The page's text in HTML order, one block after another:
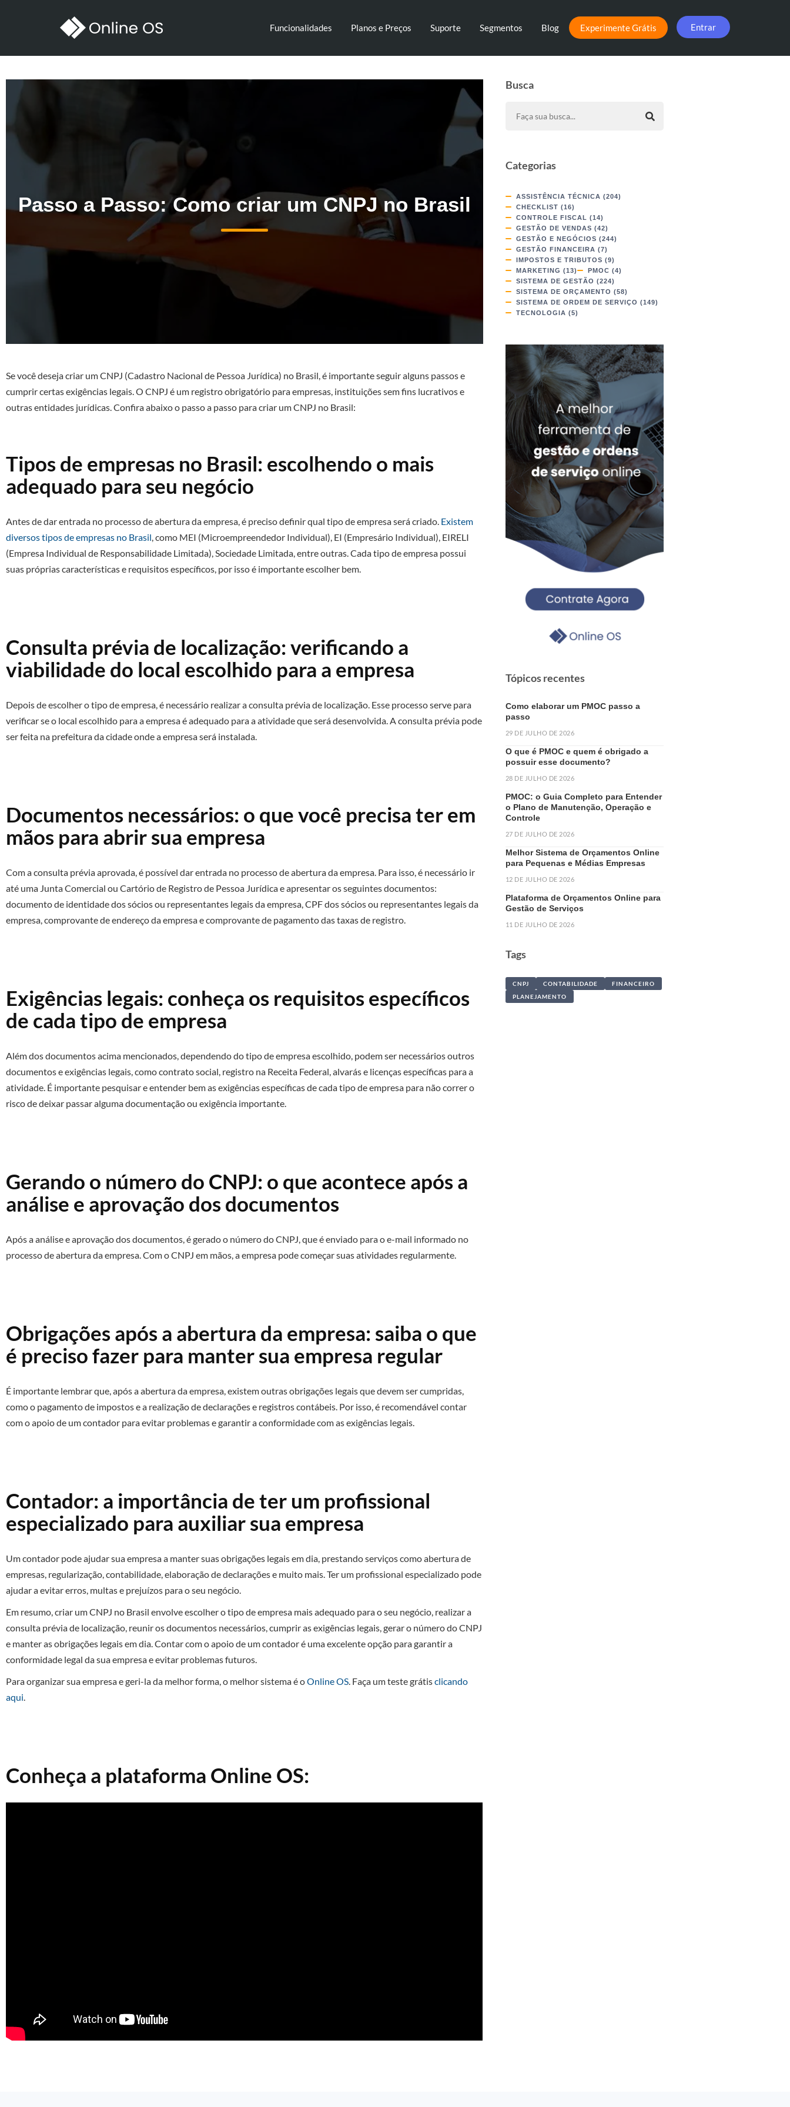
Funcionalidades Planos e Preços Suporte Segmentos Blog Experimente Grátis Entrar
Passo a Passo: Como criar um CNPJ no Brasil
Se você deseja criar um CNPJ (Cadastro Nacional de Pessoa Jurídica) no Brasil, é importante seguir alguns passos e
cumprir certas exigências legais. O CNPJ é um registro obrigatório para empresas, instituições sem fins lucrativos e
outras entidades jurídicas. Confira abaixo o passo a passo para criar um CNPJ no Brasil:
Tipos de empresas no Brasil: escolhendo o mais
adequado para seu negócio
Antes de dar entrada no processo de abertura da empresa, é preciso definir qual tipo de empresa será criado. Existem
diversos tipos de empresas no Brasil, como MEI (Microempreendedor Individual), EI (Empresário Individual), EIRELI
(Empresa Individual de Responsabilidade Limitada), Sociedade Limitada, entre outras. Cada tipo de empresa possui
suas próprias características e requisitos específicos, por isso é importante escolher bem.
Consulta prévia de localização: verificando a
viabilidade do local escolhido para a empresa
Depois de escolher o tipo de empresa, é necessário realizar a consulta prévia de localização. Esse processo serve para
verificar se o local escolhido para a empresa é adequado para a atividade que será desenvolvida. A consulta prévia pode
ser feita na prefeitura da cidade onde a empresa será instalada.
Documentos necessários: o que você precisa ter em
mãos para abrir sua empresa
Com a consulta prévia aprovada, é possível dar entrada no processo de abertura da empresa. Para isso, é necessário ir
até uma Junta Comercial ou Cartório de Registro de Pessoa Jurídica e apresentar os seguintes documentos:
documento de identidade dos sócios ou representantes legais da empresa, CPF dos sócios ou representantes legais da
empresa, comprovante de endereço da empresa e comprovante de pagamento das taxas de registro.
Exigências legais: conheça os requisitos específicos
de cada tipo de empresa
Além dos documentos acima mencionados, dependendo do tipo de empresa escolhido, podem ser necessários outros
documentos e exigências legais, como contrato social, registro na Receita Federal, alvarás e licenças específicas para a
atividade. É importante pesquisar e entender bem as exigências específicas de cada tipo de empresa para não correr o
risco de deixar passar alguma documentação ou exigência importante.
Gerando o número do CNPJ: o que acontece após a
análise e aprovação dos documentos
Após a análise e aprovação dos documentos, é gerado o número do CNPJ, que é enviado para o e-mail informado no
processo de abertura da empresa. Com o CNPJ em mãos, a empresa pode começar suas atividades regularmente.
Obrigações após a abertura da empresa: saiba o que
é preciso fazer para manter sua empresa regular
É importante lembrar que, após a abertura da empresa, existem outras obrigações legais que devem ser cumpridas,
como o pagamento de impostos e a realização de declarações e registros contábeis. Por isso, é recomendável contar
com o apoio de um contador para evitar problemas e garantir a conformidade com as exigências legais.
Contador: a importância de ter um profissional
especializado para auxiliar sua empresa
Um contador pode ajudar sua empresa a manter suas obrigações legais em dia, prestando serviços como abertura de
empresas, regularização, contabilidade, elaboração de declarações e muito mais. Ter um profissional especializado pode
ajudar a evitar erros, multas e prejuízos para o seu negócio.
Em resumo, criar um CNPJ no Brasil envolve escolher o tipo de empresa mais adequado para o seu negócio, realizar a
consulta prévia de localização, reunir os documentos necessários, cumprir as exigências legais, gerar o número do CNPJ
e manter as obrigações legais em dia. Contar com o apoio de um contador é uma excelente opção para garantir a
conformidade legal da sua empresa e evitar problemas futuros.
Para organizar sua empresa e geri-la da melhor forma, o melhor sistema é oOnline OS. Faça um teste grátisclicando
aqui.
Conheça a plataforma Online OS:
Busca
Categorias
ASSISTÊNCIA TÉCNICA (204)
CHECKLIST (16)
CONTROLE FISCAL (14)
GESTÃO DE VENDAS (42)
GESTÃO E NEGÓCIOS (244)
GESTÃO FINANCEIRA (7)
IMPOSTOS E TRIBUTOS (9)
MARKETING (13) PMOC (4)
SISTEMA DE GESTÃO (224)
SISTEMA DE ORÇAMENTO (58)
SISTEMA DE ORDEM DE SERVIÇO (149)
TECNOLOGIA (5)
Tópicos recentes
Como elaborar um PMOC passo a
passo
29 DE JULHO DE 2026
O que é PMOC e quem é obrigado a
possuir esse documento?
28 DE JULHO DE 2026
PMOC: o Guia Completo para Entender
o Plano de Manutenção, Operação e
Controle
27 DE JULHO DE 2026
Melhor Sistema de Orçamentos Online
para Pequenas e Médias Empresas
12 DE JULHO DE 2026
Plataforma de Orçamentos Online para
Gestão de Serviços
11 DE JULHO DE 2026
Tags
CNPJ CONTABILIDADE
FINANCEIRO
PLANEJAMENTO